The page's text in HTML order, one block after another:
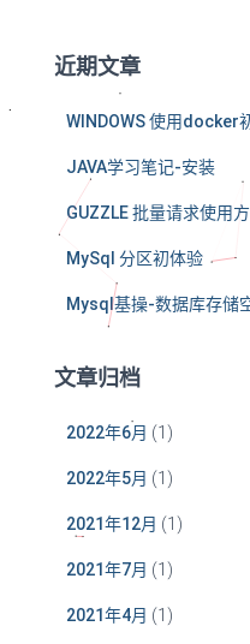
近期文章
WINDOWS 使用docker
JAVA学习笔记-安装
GUZZLE 批量请求使用
MySql 分区初体验
Mysql基操-数据库存储
文章归档
2022年6月 (1)
2022年5月 (1)
2021年12月 (1)
2021年7月 (1)
2021年4月 (1)